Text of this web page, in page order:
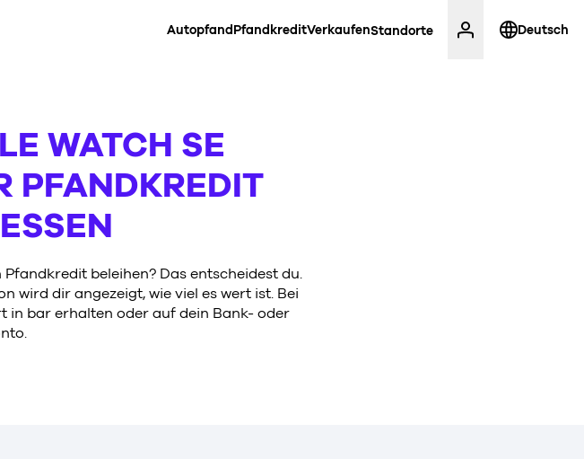
AutopfandPfandkreditVerkaufenStandorte Deutsch
WATCH SE
PFANDKREDIT
beleihen? Das entscheidest du.
wird dir angezeigt, wie viel es wert ist. Bei
in bar erhalten oder auf dein Bank- oder